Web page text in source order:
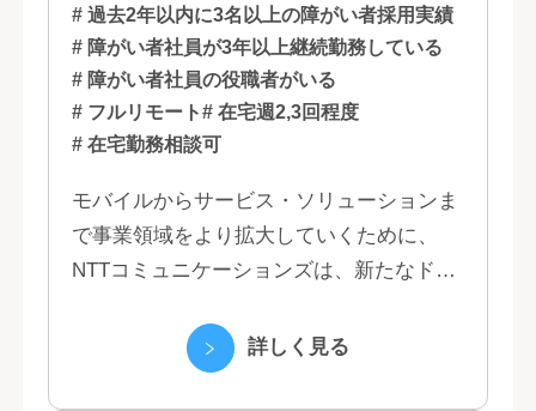
# 過去2年以内に3名以上の障がい者採用実績
# 障がい者社員が3年以上継続勤務している
# 障がい者社員の役職者がいる
# フルリモート# 在宅週2,3回程度
# 在宅勤務相談可
モバイルからサービス・ソリューションま
で事業領域をより拡大していくために、
NTTコミュニケーションズは、新たなドコ
たちは、クラウド、ネットワーク、セキュ
リティといっ...
詳しく見る